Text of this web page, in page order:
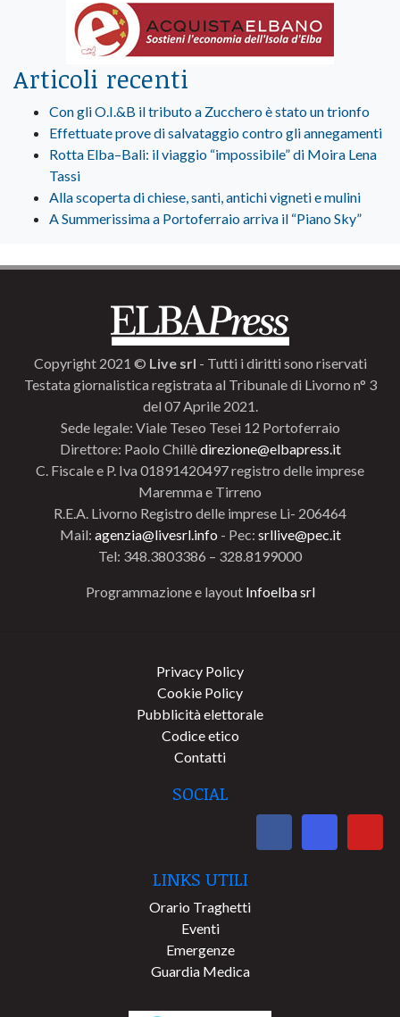
Articoli recenti
Con gli O.I.&B il tributo a Zucchero è stato un trionfo
Effettuate prove di salvataggio contro gli annegamenti
Rotta Elba–Bali: il viaggio “impossibile” di Moira Lena
Tassi
Alla scoperta di chiese, santi, antichi vigneti e mulini
A Summerissima a Portoferraio arriva il “Piano Sky”
Copyright 2021 © Live srl - Tutti i diritti sono riservati
Testata giornalistica registrata al Tribunale di Livorno n° 3
del 07 Aprile 2021.
Sede legale: Viale Teseo Tesei 12 Portoferraio
Direttore: Paolo Chillèdirezione@elbapress.it
C. Fiscale e P. Iva 01891420497 registro delle imprese
Maremma e Tirreno
R.E.A. Livorno Registro delle imprese Li- 206464
Mail: agenzia@livesrl.info - Pec: srllive@pec.it
Tel: 348.3803386 – 328.8199000
Programmazione e layout Infoelba srl
Privacy Policy
Cookie Policy
Pubblicità elettorale
Codice etico
Contatti
SOCIAL
LINKS UTILI
Orario Traghetti
Eventi
Emergenze
Guardia Medica